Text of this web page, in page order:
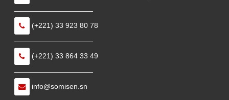
———————————
(+221) 33 923 80 78
———————————
(+221) 33 864 33 49
———————————
info@somisen.sn